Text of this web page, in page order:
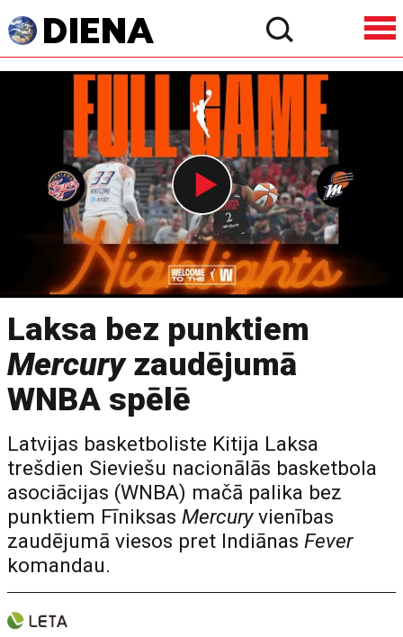
Laksa bez punktiem
Mercuryzaudējumā
WNBA spēlē
Latvijas basketboliste Kitija Laksa
trešdien Sieviešu nacionālās basketbola
asociācijas (WNBA) mačā palika bez
punktiem FīniksasMercuryvienības
zaudējumā viesos pret IndiānasFever
komandau.